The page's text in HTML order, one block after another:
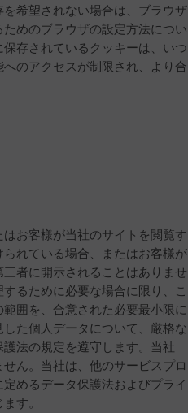
希望されない場合は、ブラウザ
めのブラウザの設定方法につい
存されているクッキーは、いつ
のアクセスが制限され、より合
お客様が当社のサイトを閲覧す
れている場合、またはお客様が
者に開示されることはありませ
るために必要な場合に限り、こ
囲を、合意された必要最小限に
た個人データについて、厳格な
法の規定を遵守します。当社
ん。当社は、他のサービスプロ
めるデータ保護法およびプライ
す。